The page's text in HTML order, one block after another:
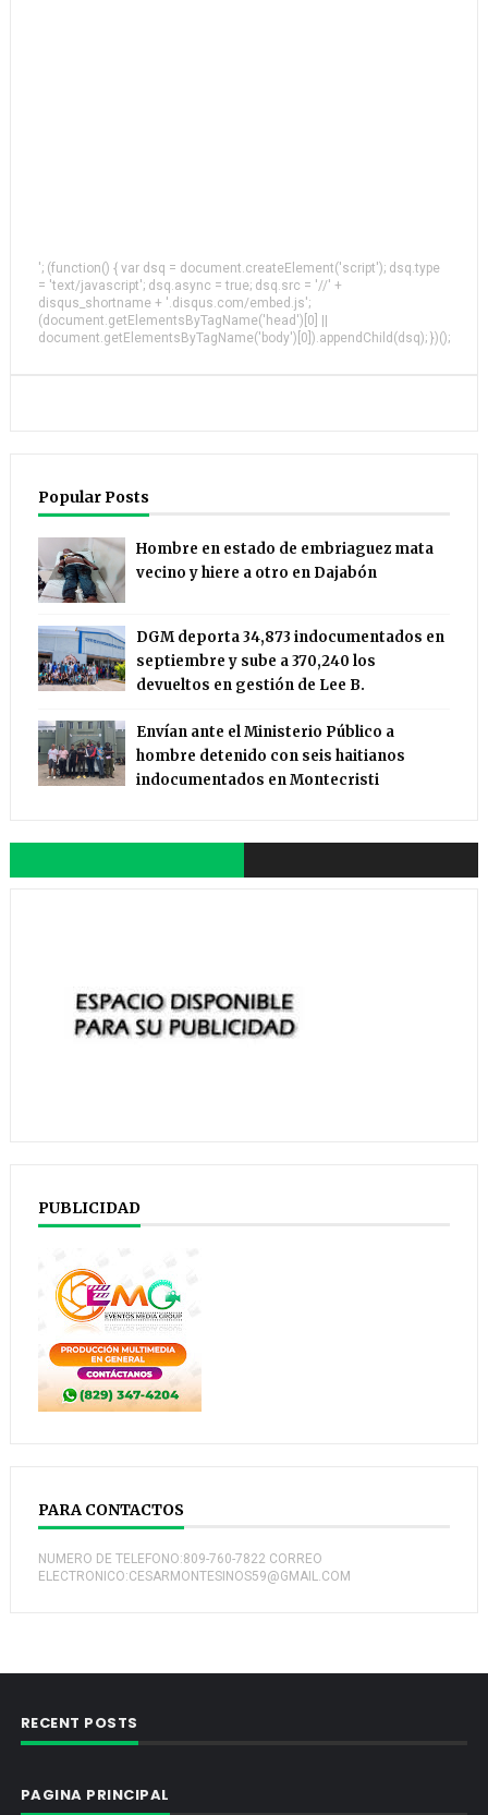
'; (function() { var dsq = document.createElement('script'); dsq.type
= 'text/javascript'; dsq.async = true; dsq.src = '//' +
disqus_shortname + '.disqus.com/embed.js';
(document.getElementsByTagName('head')[0] ||
document.getElementsByTagName('body')[0]).appendChild(dsq); })();
Popular Posts
Hombre en estado de embriaguez mata
vecino y hiere a otro en Dajabón
DGM deporta 34,873 indocumentados en
septiembre y sube a 370,240 los
devueltos en gestión de Lee B.
Envían ante el Ministerio Público a
hombre detenido con seis haitianos
indocumentados en Montecristi
PUBLICIDAD
PARA CONTACTOS
NUMERO DE TELEFONO:809-760-7822 CORREO
ELECTRONICO:CESARMONTESINOS59@GMAIL.COM
RECENT POSTS
PAGINA PRINCIPAL